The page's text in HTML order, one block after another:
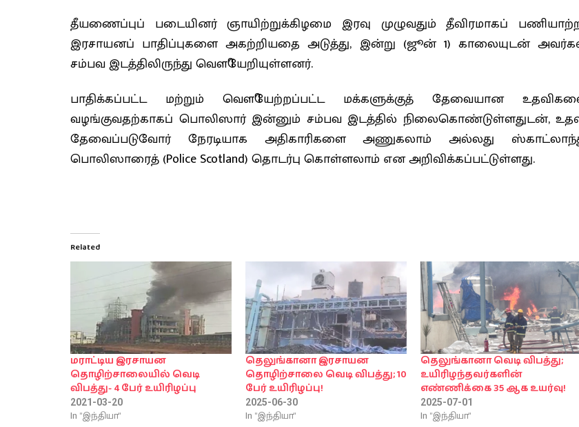
தீயணைப்புப் படையினர் ஞாயிற்றுக்கிழமை இரவு முழுவதும் தீவிரமாகப்
இரசாயனப் பாதிப்புகளை அகற்றியதை அடுத்து, இன்று (ஜூன் 1) காலையுடன்
சம்பவ இடத்திலிருந்து வௌியேறியுள்ளனர்.
பாதிக்கப்பட்ட மற்றும் வௌியேற்றப்பட்ட மக்களுக்குத் தேவையான
வழங்குவதற்காகப் பொலிஸார் இன்னும் சம்பவ இடத்தில் நிலைகொண்டுள்ளதுடன்,
தேவைப்படுவோர் நேரடியாக அதிகாரிகளை அணுகலாம் அல்லது
பொலிஸாரைத் (Police Scotland) தொடர்பு கொள்ளலாம் என அறிவிக்கப்பட்டுள்ளது.
Related
மராட்டிய இரசாயன
தொழிற்சாலையில் வெடி
விபத்து- 4 பேர் உயிரிழப்பு
2021-03-20
In "இந்தியா"
தெலுங்கானா இரசாயன
தொழிற்சாலை வெடி விபத்து; 10
பேர் உயிரிழப்பு!
2025-06-30
In "இந்தியா"
தெலுங்கானா வெடி விபத்து;
உயிரிழந்தவர்களின்
எண்ணிக்கை 35 ஆக உயர்வு!
2025-07-01
In "இந்தியா"